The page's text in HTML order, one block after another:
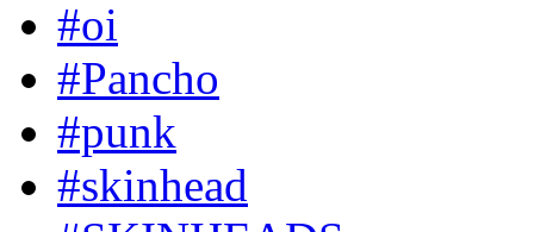
#oi
#Pancho
#punk
#skinhead